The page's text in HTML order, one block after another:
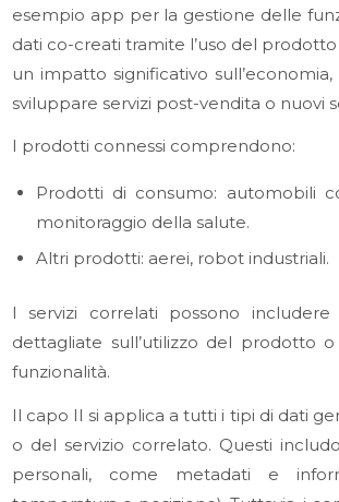
esempio app per la gestione delle
dati co-creati tramite l’uso del
un impatto significativo
sviluppare servizi post-vendita o nuovi
I prodotti connessi comprendono:
Prodotti di consumo: automobili
monitoraggio della salute.
Altri prodotti: aerei, robot industriali.
I servizi correlati possono
dettagliate sull’utilizzo del prodotto
funzionalità.
Il capo II si applica a tutti i tipi di dati
o del servizio correlato. Questi
personali, come metadati e